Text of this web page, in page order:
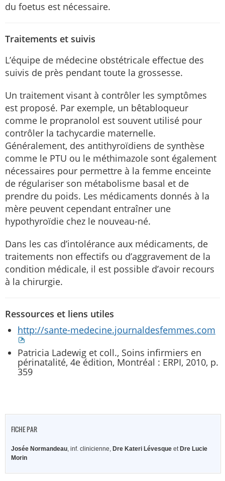
du foetus est nécessaire.
Traitements et suivis
L’équipe de médecine obstétricale effectue des
suivis de près pendant toute la grossesse.
Un traitement visant à contrôler les symptômes
est proposé. Par exemple, un bêtabloqueur
comme le propranolol est souvent utilisé pour
contrôler la tachycardie maternelle.
Généralement, des antithyroïdiens de synthèse
comme le PTU ou le méthimazole sont également
nécessaires pour permettre à la femme enceinte
de régulariser son métabolisme basal et de
prendre du poids. Les médicaments donnés à la
mère peuvent cependant entraîner une
hypothyroïdie chez le nouveau-né.
Dans les cas d’intolérance aux médicaments, de
traitements non effectifs ou d’aggravement de la
condition médicale, il est possible d’avoir recours
à la chirurgie.
Ressources et liens utiles
http://sante-medecine.journaldesfemmes.com
Patricia Ladewig et coll., Soins infirmiers en
périnatalité, 4e édition, Montréal : ERPI, 2010, p.
359
FICHE PAR
Josée Normandeau, inf. clinicienne, Dre Kateri Lévesque et Dre Lucie
Morin